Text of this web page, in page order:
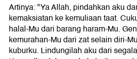
Artinya: "Ya Allah, pindahkan aku
kemaksiatan ke kemuliaan taat.
halal-Mu dari barang haram-Mu.
kemurahan-Mu dari zat selain diri-
kuburku. Lindungilah aku dari